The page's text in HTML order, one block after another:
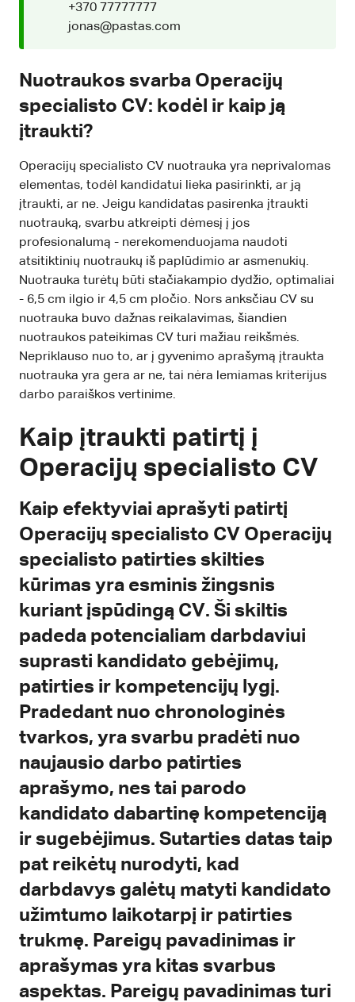
+370 77777777
jonas@pastas.com
Nuotraukos svarba Operacijų
specialisto CV: kodėl ir kaip ją
įtraukti?
Operacijų specialisto CV nuotrauka yra neprivalomas
elementas, todėl kandidatui lieka pasirinkti, ar ją
įtraukti, ar ne. Jeigu kandidatas pasirenka įtraukti
nuotrauką, svarbu atkreipti dėmesį į jos
profesionalumą - nerekomenduojama naudoti
atsitiktinių nuotraukų iš paplūdimio ar asmenukių.
Nuotrauka turėtų būti stačiakampio dydžio, optimaliai
- 6,5 cm ilgio ir 4,5 cm pločio. Nors anksčiau CV su
nuotrauka buvo dažnas reikalavimas, šiandien
nuotraukos pateikimas CV turi mažiau reikšmės.
Nepriklauso nuo to, ar į gyvenimo aprašymą įtraukta
nuotrauka yra gera ar ne, tai nėra lemiamas kriterijus
darbo paraiškos vertinime.
Kaip įtraukti patirtį į
Operacijų specialisto CV
Kaip efektyviai aprašyti patirtį
Operacijų specialisto CV Operacijų
specialisto patirties skilties
kūrimas yra esminis žingsnis
kuriant įspūdingą CV. Ši skiltis
padeda potencialiam darbdaviui
suprasti kandidato gebėjimų,
patirties ir kompetencijų lygį.
Pradedant nuo chronologinės
tvarkos, yra svarbu pradėti nuo
naujausio darbo patirties
aprašymo, nes tai parodo
kandidato dabartinę kompetenciją
ir sugebėjimus. Sutarties datas taip
pat reikėtų nurodyti, kad
darbdavys galėtų matyti kandidato
užimtumo laikotarpį ir patirties
trukmę. Pareigų pavadinimas ir
aprašymas yra kitas svarbus
aspektas. Pareigų pavadinimas turi